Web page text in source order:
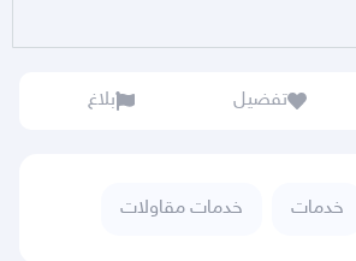
تفضيل بلاغ
خدمات خدمات مقاولات